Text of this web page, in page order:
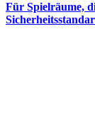
Für Spielräume,